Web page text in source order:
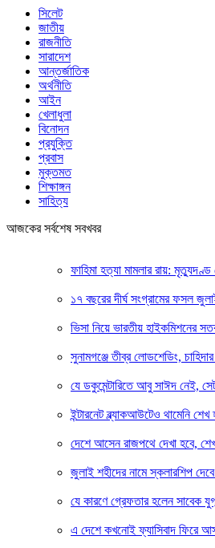
সিলেট
জাতীয়
রাজনীতি
সারাদেশ
আন্তর্জাতিক
অর্থনীতি
আইন
খেলাধুলা
বিনোদন
প্রযুক্তি
প্রবাস
মুক্তমত
শিক্ষাঙ্গন
সাহিত্য
আজকের সর্বশেষ সবখবর
ফাহিমা হত্যা মামলার রায়:
১৭ বছরের দীর্ঘ সংগ্রামের ফসল
ভিসা নিয়ে ভারতীয় হাইকমিশনের
সুনামগঞ্জে তীব্র লোডশেডিং,
যে ডকুমেন্টারিতে আবু সাঈদ নেই,
ইন্টারনেট ব্ল্যাকআউটেও থামেনি
দেশে আসেন রাজপথে দেখা হবে, শেখ
জুলাই শহীদের নামে স্কলারশিপ
যে কারণে গ্রেফতার হলেন সাবেক
এ দেশে কখনোই ফ্যাসিবাদ ফিরে